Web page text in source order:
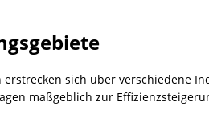
sich über verschiedene
maßgeblich zur